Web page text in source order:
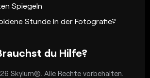
Spiegeln
Stunde in der Fotografie?
du Hilfe?
Skylum®. Alle Rechte vorbehalten.